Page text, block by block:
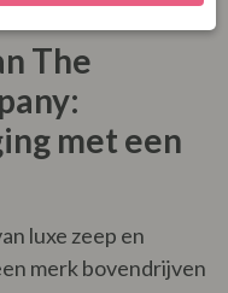
The
met een
luxe zeep en
merk bovendrijven